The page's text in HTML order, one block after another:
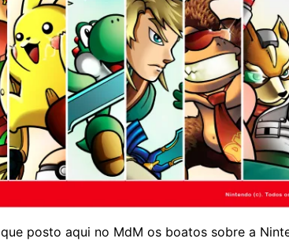
posto aqui no MdM os boatos sobre a